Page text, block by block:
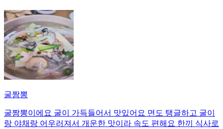
굴짬뽕
굴짬뽕이에요 굴이 가득들어서 맛있어요 면도 탱글하고 굴이
랑 야채랑 어우러져서 개운한 맛이라 속도 편해요 한끼 식사로